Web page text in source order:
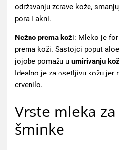
održavanju zdrave kože,
pora i akni.
Nežno prema koži: Mleko je
prema koži. Sastojci poput
jojobe pomažu u umirivanju
Idealno je za osetljivu kožu jer
crvenilo.
Vrste mleka
šminke